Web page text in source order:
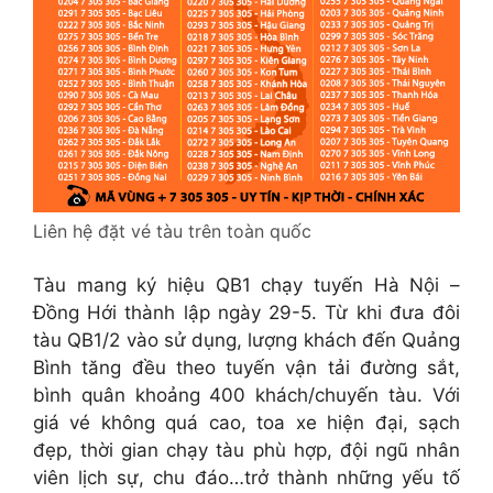
Liên hệ đặt vé tàu trên toàn quốc
Tàu mang ký hiệu QB1 chạy tuyến Hà Nội –
Đồng Hới thành lập ngày 29-5. Từ khi đưa đôi
tàu QB1/2 vào sử dụng, lượng khách đến Quảng
Bình tăng đều theo tuyến vận tải đường sắt,
bình quân khoảng 400 khách/chuyến tàu. Với
giá vé không quá cao, toa xe hiện đại, sạch
đẹp, thời gian chạy tàu phù hợp, đội ngũ nhân
viên lịch sự, chu đáo…trở thành những yếu tố